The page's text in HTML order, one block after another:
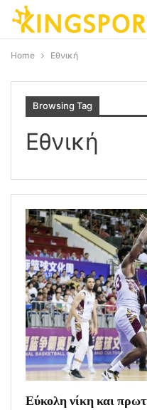
Home Eθνική
Browsing Tag
Eθνική
Εύκολη νίκη και